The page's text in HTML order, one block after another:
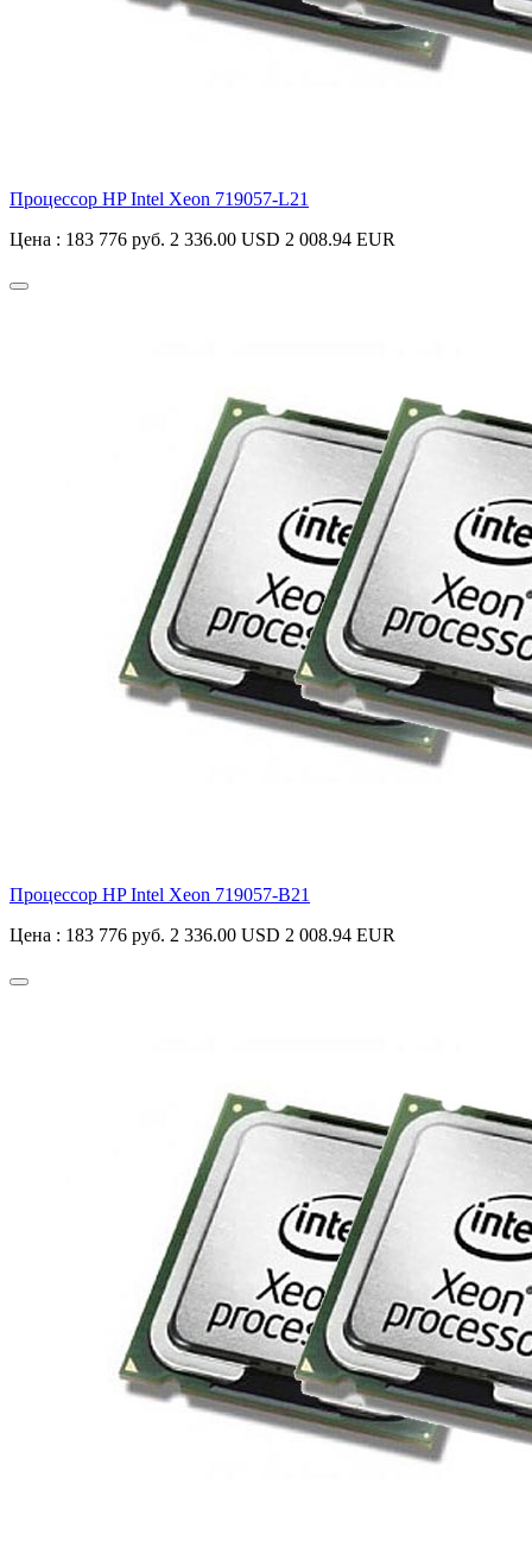
Процессор HP Intel Xeon 719057-L21
Цена : 183 776 руб. 2 336.00 USD 2 008.94 EUR
Процессор HP Intel Xeon 719057-B21
Цена : 183 776 руб. 2 336.00 USD 2 008.94 EUR